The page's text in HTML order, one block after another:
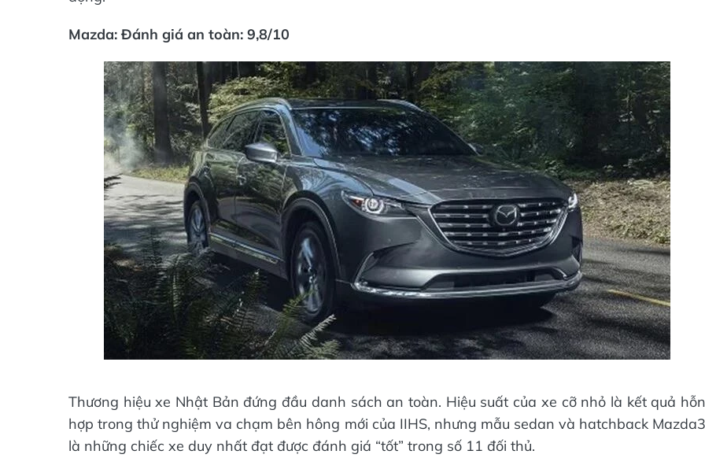
Mazda: Đánh giá an toàn: 9,8/10
Thương hiệu xe Nhật Bản đứng đầu danh sách an toàn. Hiệu suất của xe cỡ nhỏ là kết quả hỗn
hợp trong thử nghiệm va chạm bên hông mới của IIHS, nhưng mẫu sedan và hatchback Mazda3
là những chiếc xe duy nhất đạt được đánh giá “tốt” trong số 11 đối thủ.